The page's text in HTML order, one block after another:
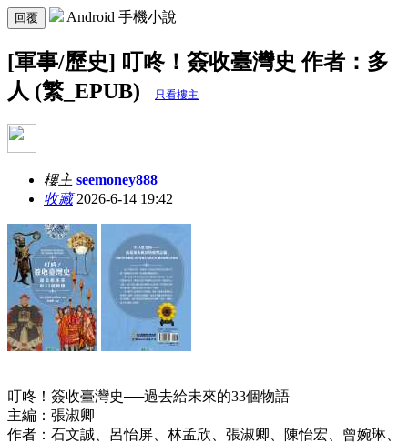
回覆 Android 手機小說
[軍事/歷史] 叮咚！簽收臺灣史 作者：多
人 (繁_EPUB)
只看樓主
樓主 seemoney888
收藏2026-6-14 19:42
叮咚！簽收臺灣史──過去給未來的33個物語
主編：張淑卿
作者：石文誠、呂怡屏、林孟欣、張淑卿、陳怡宏、曾婉琳、